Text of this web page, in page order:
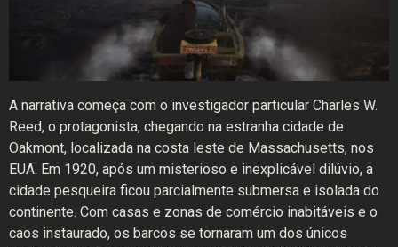
A narrativa começa com o investigador particular Charles W.
Reed, o protagonista, chegando na estranha cidade de
Oakmont, localizada na costa leste de Massachusetts, nos
EUA. Em 1920, após um misterioso e inexplicável dilúvio, a
cidade pesqueira ficou parcialmente submersa e isolada do
continente. Com casas e zonas de comércio inabitáveis e o
caos instaurado, os barcos se tornaram um dos únicos